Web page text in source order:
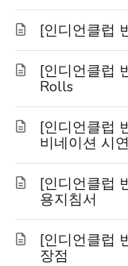
[인디언클럽
[인디언클럽
Rolls
[인디언클럽
비네이션 시연
[인디언클럽
용지침서
[인디언클럽
장점